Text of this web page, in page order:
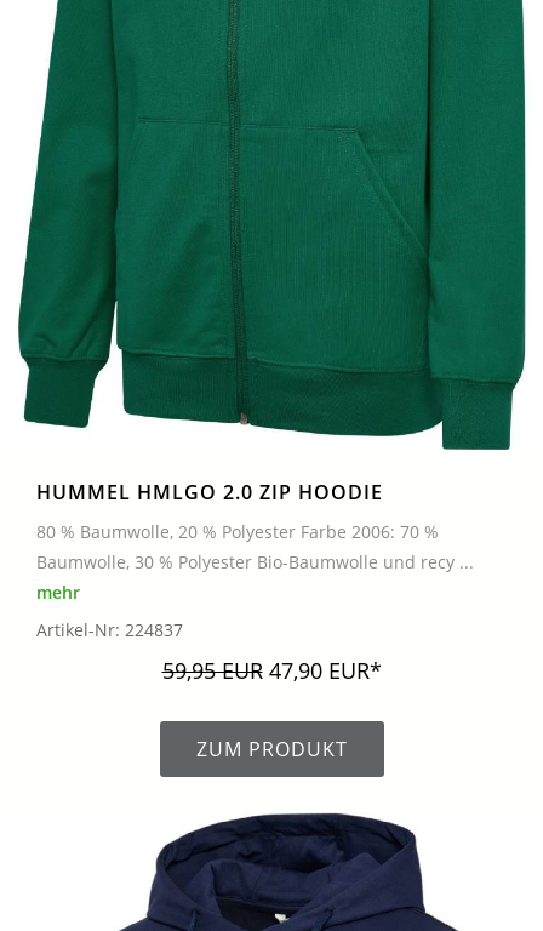
HUMMEL HMLGO 2.0 ZIP HOODIE
80 % Baumwolle, 20 % Polyester Farbe 2006: 70 %
Baumwolle, 30 % Polyester Bio-Baumwolle und recy ...
mehr
Artikel-Nr: 224837
59,95 EUR47,90 EUR*
ZUM PRODUKT